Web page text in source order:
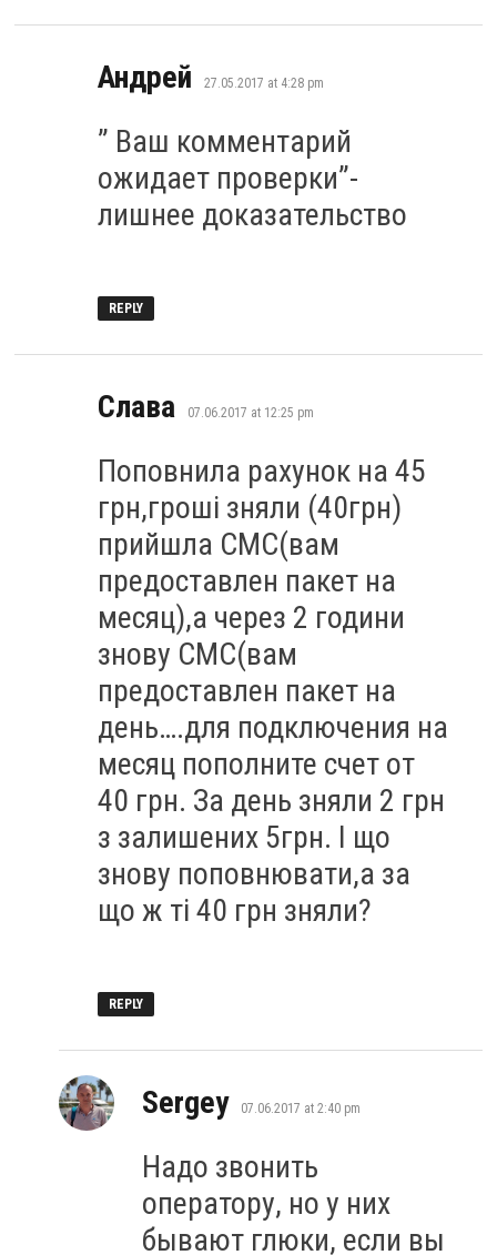
Андрей says:
27.05.2017 at 4:28 pm
” Ваш комментарий
ожидает проверки”-
лишнее доказательство
REPLY
Слава says:
07.06.2017 at 12:25 pm
Поповнила рахунок на 45
грн,гроші зняли (40грн)
прийшла СМС(вам
предоставлен пакет на
месяц),а через 2 години
знову СМС(вам
предоставлен пакет на
день….для подключения на
месяц пополните счет от
40 грн. За день зняли 2 грн
з залишених 5грн. І що
знову поповнювати,а за
що ж ті 40 грн зняли?
REPLY
Sergey says:
07.06.2017 at 2:40 pm
Надо звонить
оператору, но у них
бывают глюки, если вы